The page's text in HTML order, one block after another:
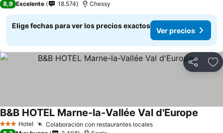
8,9 Excelente 18.574 Chessy
Elige fechas para ver los precios exactos
Ver precios
Compartir
3 Estrellas
Hotel Colaboración con restaurantes locales
B&B HOTEL Marne-la-Vallée Val d'Europe